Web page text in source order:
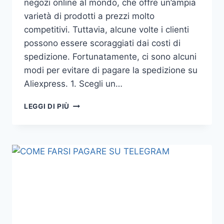
negozi online al mondo, che offre un’ampia
varietà di prodotti a prezzi molto
competitivi. Tuttavia, alcune volte i clienti
possono essere scoraggiati dai costi di
spedizione. Fortunatamente, ci sono alcuni
modi per evitare di pagare la spedizione su
Aliexpress. 1. Scegli un…
LEGGI DI PIÙ COME
SU